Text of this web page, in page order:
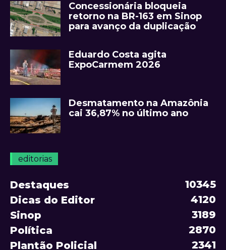
Concessionária bloqueia
retorno na BR-163 em Sinop
para avanço da duplicação
Eduardo Costa agita
ExpoCarmem 2026
Desmatamento na Amazônia
cai 36,87% no último ano
editorias
Destaques
10345
Dicas do Editor
4120
Sinop
3189
Política
2870
Plantão Policial
2341